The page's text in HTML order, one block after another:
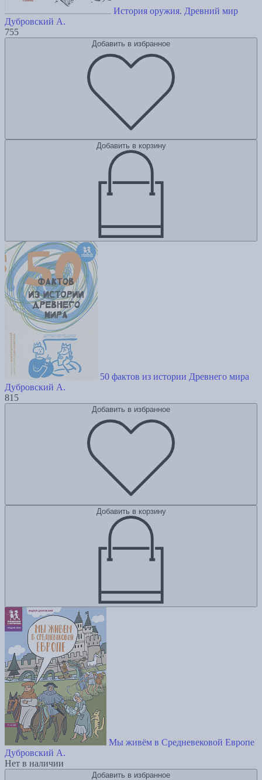
История оружия. Древний мир
Дубровский А.
755
Добавить в избранное
Добавить в корзину
50 фактов из истории Древнего мира
Дубровский А.
815
Добавить в избранное
Добавить в корзину
Мы живём в Средневековой Европе
Дубровский А.
Нет в наличии
Добавить в избранное